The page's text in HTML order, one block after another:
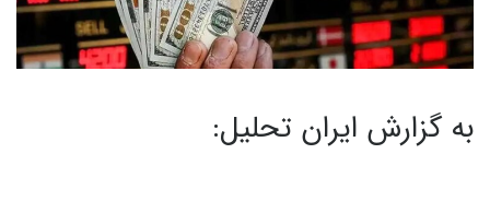
به گزارش ایران تحلیل: